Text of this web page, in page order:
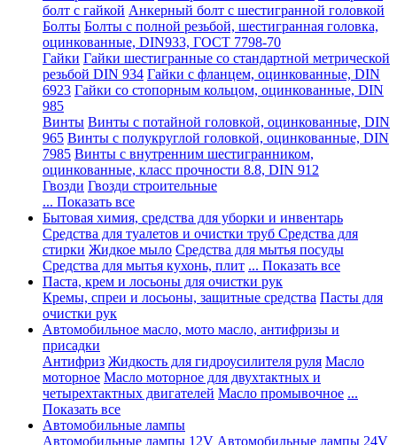
болт с гайкой Анкерный болт с шестигранной головкой
Болты Болты с полной резьбой, шестигранная головка,
оцинкованные, DIN933, ГОСТ 7798-70
Гайки Гайки шестигранные со стандартной метрической
резьбой DIN 934 Гайки с фланцем, оцинкованные, DIN
6923 Гайки со стопорным кольцом, оцинкованные, DIN
985
Винты Винты с потайной головкой, оцинкованные, DIN
965 Винты с полукруглой головкой, оцинкованные, DIN
7985 Винты с внутренним шестигранником,
оцинкованные, класс прочности 8.8, DIN 912
Гвозди Гвозди строительные
... Показать все
Бытовая химия, средства для уборки и инвентарь
Средства для туалетов и очистки труб Средства для
стирки Жидкое мыло Средства для мытья посуды
Средства для мытья кухонь, плит ... Показать все
Паста, крем и лосьоны для очистки рук
Кремы, спреи и лосьоны, защитные средства Пасты для
очистки рук
Автомобильное масло, мото масло, антифризы и
присадки
Антифриз Жидкость для гидроусилителя руля Масло
моторное Масло моторное для двухтактных и
четырехтактных двигателей Масло промывочное ...
Показать все
Автомобильные лампы
Автомобильные лампы 12V Автомобильные лампы 24V